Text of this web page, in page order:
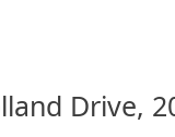
Drive,